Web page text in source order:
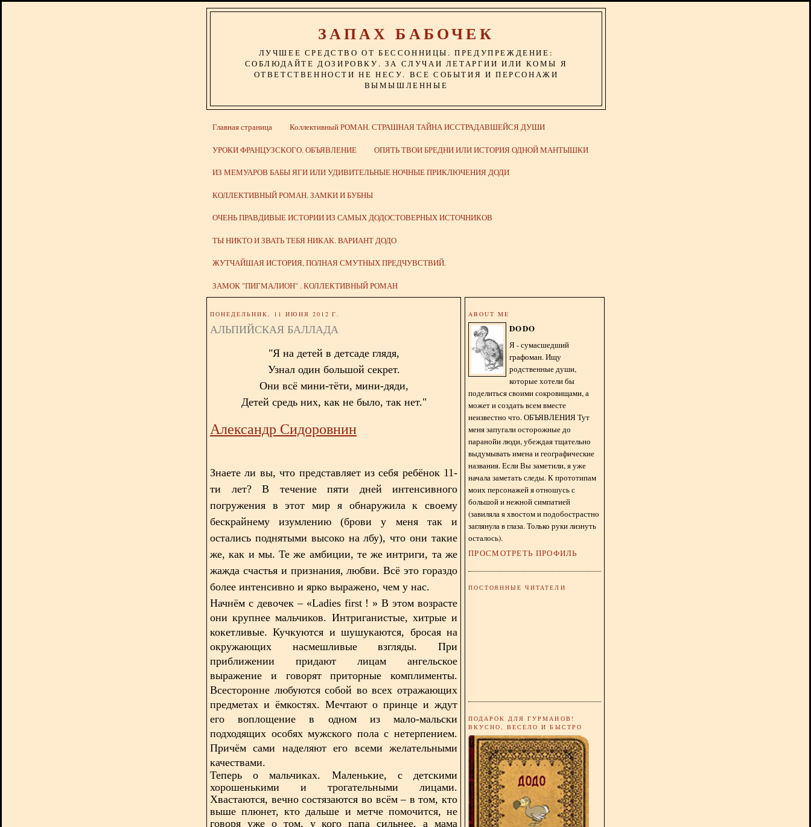
ЗАПАХ БАБОЧЕК
ЛУЧШЕЕ СРЕДСТВО ОТ БЕССОННИЦЫ. ПРЕДУПРЕЖДЕНИЕ:
СОБЛЮДАЙТЕ ДОЗИРОВКУ. ЗА СЛУЧАИ ЛЕТАРГИИ ИЛИ КОМЫ Я
ОТВЕТСТВЕННОСТИ НЕ НЕСУ. ВСЕ СОБЫТИЯ И ПЕРСОНАЖИ
ВЫМЫШЛЕННЫЕ
Главная страница Коллективный РОМАН. СТРАШНАЯ ТАЙНА ИССТРАДАВШЕЙСЯ ДУШИ
УРОКИ ФРАНЦУЗСКОГО. ОБЪЯВЛЕНИЕ ОПЯТЬ ТВОИ БРЕДНИ ИЛИ ИСТОРИЯ ОДНОЙ МАНТЫШКИ
ИЗ МЕМУАРОВ БАБЫ ЯГИ ИЛИ УДИВИТЕЛЬНЫЕ НОЧНЫЕ ПРИКЛЮЧЕНИЯ ДОДИ
КОЛЛЕКТИВНЫЙ РОМАН. ЗАМКИ И БУБНЫ
ОЧЕНЬ ПРАВДИВЫЕ ИСТОРИИ ИЗ САМЫХ ДОДОСТОВЕРНЫХ ИСТОЧНИКОВ
ТЫ НИКТО И ЗВАТЬ ТЕБЯ НИКАК. ВАРИАНТ ДОДО
ЖУТЧАЙШАЯ ИСТОРИЯ, ПОЛНАЯ СМУТНЫХ ПРЕДЧУВСТВИЙ.
ЗАМОК "ПИГМАЛИОН" . КОЛЛЕКТИВНЫЙ РОМАН
ПОНЕДЕЛЬНИК, 11 ИЮНЯ 2012 Г.
АЛЬПИЙСКАЯ БАЛЛАДА
"Я на детей в детсаде глядя,
Узнал один большой секрет.
Они всё мини-тёти, мини-дяди,
Детей средь них, как не было, так нет."
Александр Сидоровнин
Знаете ли вы, что представляет из себя ребёнок 11-
ти лет? В течение пяти дней интенсивного
погружения в этот мир я обнаружила к своему
бескрайнему изумлению (брови у меня так и
остались поднятыми высоко на лбу), что они такие
же, как и мы. Те же амбиции, те же интриги, та же
жажда счастья и признания, любви. Всё это гораздо
более интенсивно и ярко выражено, чем у нас.
Начнём с девочек – «Ladies first ! » В этом возрасте
они крупнее мальчиков. Интриганистые, хитрые и
кокетливые. Кучкуются и шушукаются, бросая на
окружающих насмешливые взгляды. При
приближении придают лицам ангельское
выражение и говорят приторные комплименты.
Всесторонне любуются собой во всех отражающих
предметах и ёмкостях. Мечтают о принце и ждут
его воплощение в одном из мало-мальски
подходящих особях мужского пола с нетерпением.
Причём сами наделяют его всеми желательными
качествами.
Теперь о мальчиках. Маленькие, с детскими
хорошенькими и трогательными лицами.
Хвастаются, вечно состязаются во всём – в том, кто
выше плюнет, кто дальше и метче помочится, не
говоря уже о том, у кого папа сильнее, а мама
ABOUT ME
DODO
Я - сумасшедший
графоман. Ищу
родственные души,
которые хотели бы
поделиться своими сокровищами, а
может и создать всем вместе
неизвестно что. ОБЪЯВЛЕНИЯ Тут
меня запугали осторожные до
паранойи люди, убеждая тщательно
выдумывать имена и географические
названия. Если Вы заметили, я уже
начала заметать следы. К прототипам
моих персонажей я отношусь с
большой и нежной симпатией
(завиляла я хвостом и подобострастно
заглянула в глаза. Только руки лизнуть
осталось).
ПРОСМОТРЕТЬ ПРОФИЛЬ
ПОСТОЯННЫЕ ЧИТАТЕЛИ
ПОДАРОК ДЛЯ ГУРМАНОВ!
ВКУСНО, ВЕСЕЛО И БЫСТРО